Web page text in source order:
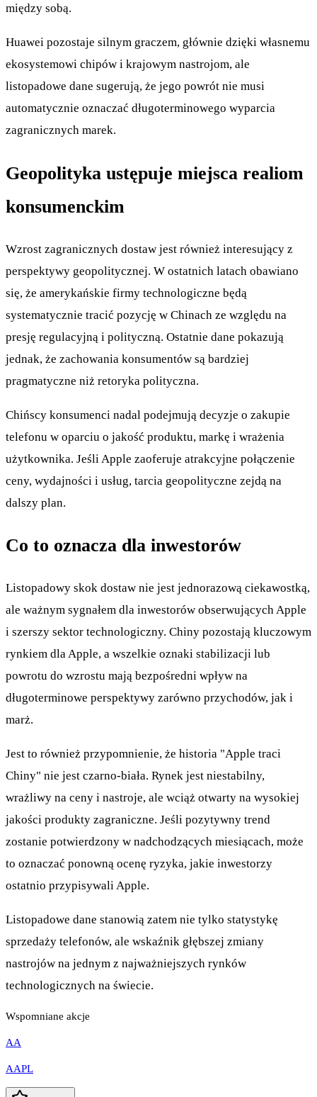
między sobą.
Huawei pozostaje silnym graczem, głównie dzięki własnemu
ekosystemowi chipów i krajowym nastrojom, ale
listopadowe dane sugerują, że jego powrót nie musi
automatycznie oznaczać długoterminowego wyparcia
zagranicznych marek.
Geopolityka ustępuje miejsca realiom
konsumenckim
Wzrost zagranicznych dostaw jest również interesujący z
perspektywy geopolitycznej. W ostatnich latach obawiano
się, że amerykańskie firmy technologiczne będą
systematycznie tracić pozycję w Chinach ze względu na
presję regulacyjną i polityczną. Ostatnie dane pokazują
jednak, że zachowania konsumentów są bardziej
pragmatyczne niż retoryka polityczna.
Chińscy konsumenci nadal podejmują decyzje o zakupie
telefonu w oparciu o jakość produktu, markę i wrażenia
użytkownika. Jeśli Apple zaoferuje atrakcyjne połączenie
ceny, wydajności i usług, tarcia geopolityczne zejdą na
dalszy plan.
Co to oznacza dla inwestorów
Listopadowy skok dostaw nie jest jednorazową ciekawostką,
ale ważnym sygnałem dla inwestorów obserwujących Apple
i szerszy sektor technologiczny. Chiny pozostają kluczowym
rynkiem dla Apple, a wszelkie oznaki stabilizacji lub
powrotu do wzrostu mają bezpośredni wpływ na
długoterminowe perspektywy zarówno przychodów, jak i
marż.
Jest to również przypomnienie, że historia "Apple traci
Chiny" nie jest czarno-biała. Rynek jest niestabilny,
wrażliwy na ceny i nastroje, ale wciąż otwarty na wysokiej
jakości produkty zagraniczne. Jeśli pozytywny trend
zostanie potwierdzony w nadchodzących miesiącach, może
to oznaczać ponowną ocenę ryzyka, jakie inwestorzy
ostatnio przypisywali Apple.
Listopadowe dane stanowią zatem nie tylko statystykę
sprzedaży telefonów, ale wskaźnik głębszej zmiany
nastrojów na jednym z najważniejszych rynków
technologicznych na świecie.
Wspomniane akcje
AA
AAPL